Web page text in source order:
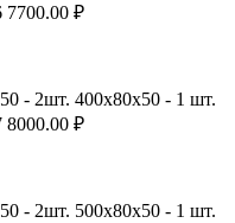
7700.00 ₽
- 2шт. 400х80х50 - 1 шт.
8000.00 ₽
- 2шт. 500х80х50 - 1 шт.